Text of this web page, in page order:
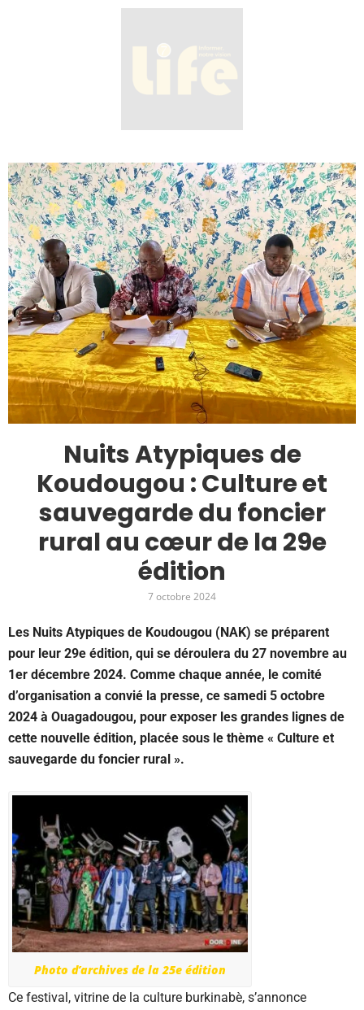
Nuits Atypiques de
Koudougou : Culture et
sauvegarde du foncier
rural au cœur de la 29e
édition
7 octobre 2024
Les Nuits Atypiques de Koudougou (NAK) se préparent
pour leur 29e édition, qui se déroulera du 27 novembre au
1er décembre 2024. Comme chaque année, le comité
d’organisation a convié la presse, ce samedi 5 octobre
2024 à Ouagadougou, pour exposer les grandes lignes de
cette nouvelle édition, placée sous le thème « Culture et
sauvegarde du foncier rural ».
Photo d’archives de la 25e édition
Ce festival, vitrine de la culture burkinabè, s’annonce